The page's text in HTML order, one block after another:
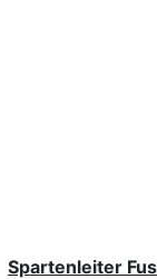
Spartenleiter